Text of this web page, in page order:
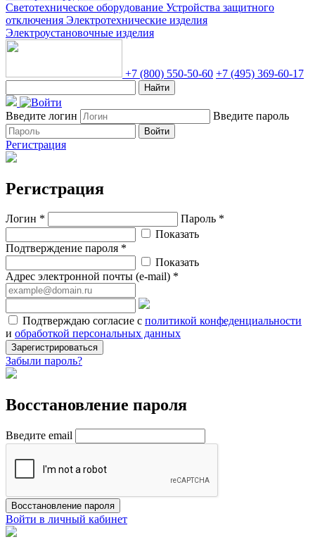
Светотехническое оборудование Устройства защитного
отключения Электротехнические изделия
Электроустановочные изделия
+7 (800) 550-50-60 +7 (495) 369-60-17
Найти
Введите логин Введите пароль
Войти
Регистрация
Регистрация
Логин *
Пароль *
Показать
Подтверждение пароля *
Показать
Адрес электронной почты (e-mail) *
Подтверждаю согласие с политикой конфеденциальности
и обработкой персональных данных
Зарегистрироваться
Забыли пароль?
Восстановление пароля
Введите email
Восстановление пароля
Войти в личный кабинет